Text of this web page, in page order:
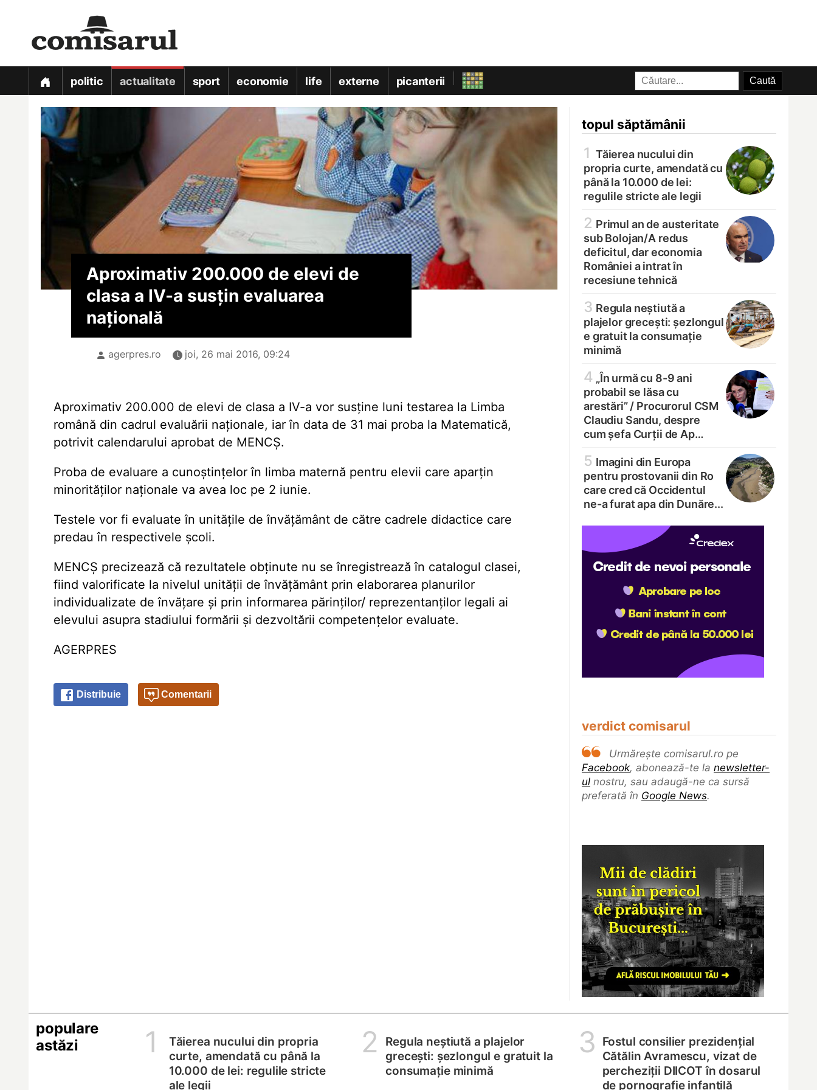
politic actualitate sport economie life externe picanterii
topul săptămânii
1 Tăierea nucului din
propria curte, amendată cu
până la 10.000 de lei:
regulile stricte ale legii
2 Primul an de austeritate
sub Bolojan/A redus
deficitul, dar economia
României a intrat în
recesiune tehnică
3 Regula neștiută a
plajelor grecești: șezlongul
e gratuit la consumație
minimă
4 „În urmă cu 8-9 ani
probabil se lăsa cu
arestări” / Procurorul CSM
Claudiu Sandu, despre
cum șefa Curții de Ap…
5 Imagini din Europa
pentru prostovanii din Ro
care cred că Occidentul
ne-a furat apa din Dunăre...
verdict comisarul
Urmărește comisarul.ro pe
Facebook, abonează-te la newsletter-
ul nostru, sau adaugă-ne ca sursă
preferată în Google News.
Aproximativ 200.000 de elevi de
clasa a IV-a susțin evaluarea
națională
agerpres.ro joi, 26 mai 2016, 09:24
Aproximativ 200.000 de elevi de clasa a IV-a vor susține luni testarea la Limba
română din cadrul evaluării naționale, iar în data de 31 mai proba la Matematică,
potrivit calendarului aprobat de MENCȘ.
Proba de evaluare a cunoștințelor în limba maternă pentru elevii care aparțin
minorităților naționale va avea loc pe 2 iunie.
Testele vor fi evaluate în unitățile de învățământ de către cadrele didactice care
predau în respectivele școli.
MENCȘ precizează că rezultatele obținute nu se înregistrează în catalogul clasei,
fiind valorificate la nivelul unității de învățământ prin elaborarea planurilor
individualizate de învățare și prin informarea părinților/ reprezentanților legali ai
elevului asupra stadiului formării și dezvoltării competențelor evaluate.
AGERPRES
Distribuie Comentarii
populare
astăzi
1
Tăierea nucului din propria
curte, amendată cu până la
10.000 de lei: regulile stricte
ale legii
2
Regula neștiută a plajelor
grecești: șezlongul e gratuit la
consumație minimă
3
Fostul consilier prezidențial
Cătălin Avramescu, vizat de
percheziții DIICOT în dosarul
de pornografie infantilă